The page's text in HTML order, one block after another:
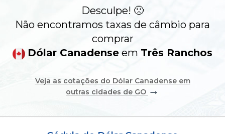
CONTA INTERNACIONAL NOVO
Acesse sua conta:
BROKER DE OFERTAS
ou cadastre-se se ainda não tem registro:
Desculpe! 🙁
Não encontramos taxas de câmbio para
comprar
Dólar Canadense em Três Ranchos
Veja as cotações do Dólar Canadense em
outras cidades de GO →